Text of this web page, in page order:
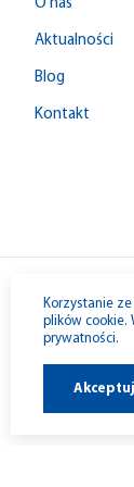
Korzystanie
plików cookie.
prywatności.
O nas
Aktualności
Blog
Kontakt
© 1992-2026